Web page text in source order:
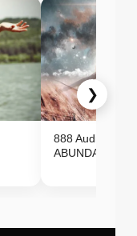
888 Audio
ABUNDANCIA
❯